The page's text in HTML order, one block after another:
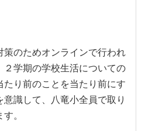
のためオンラインで行われ
２学期の学校生活についての
り前のことを当たり前にす
識して、八竜小全員で取り
。